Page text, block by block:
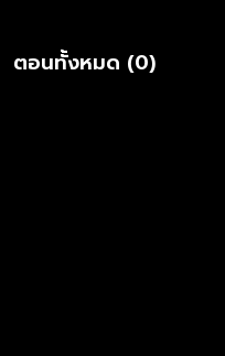
ตอนทั้งหมด (0)